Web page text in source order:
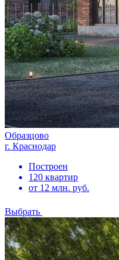
Образцово
г. Краснодар
Построен
120 квартир
от 12 млн. руб.
Выбрать